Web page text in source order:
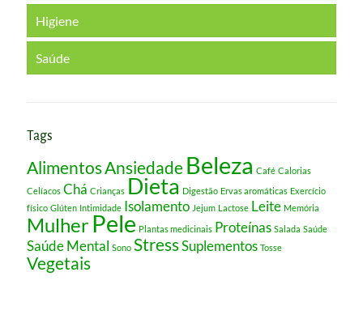
Higiene
Saúde
Tags
AlimentosAnsiedade Beleza Café Calorias
Celíacos Chá Crianças Dieta Digestão Ervas aromáticas Exercício
físico Glúten Intimidade Isolamento Jejum Lactose Leite Memória
Mulher Pele Plantas medicinais Proteínas Salada Saúde
Saúde Mental Sono StressSuplementos Tosse
Vegetais